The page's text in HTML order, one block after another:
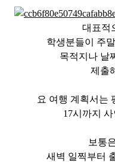
대표적
학생분들이 주
목적지나 날
제출
요 여행 계획서는
17시까지
보통
새벽 일찍부터